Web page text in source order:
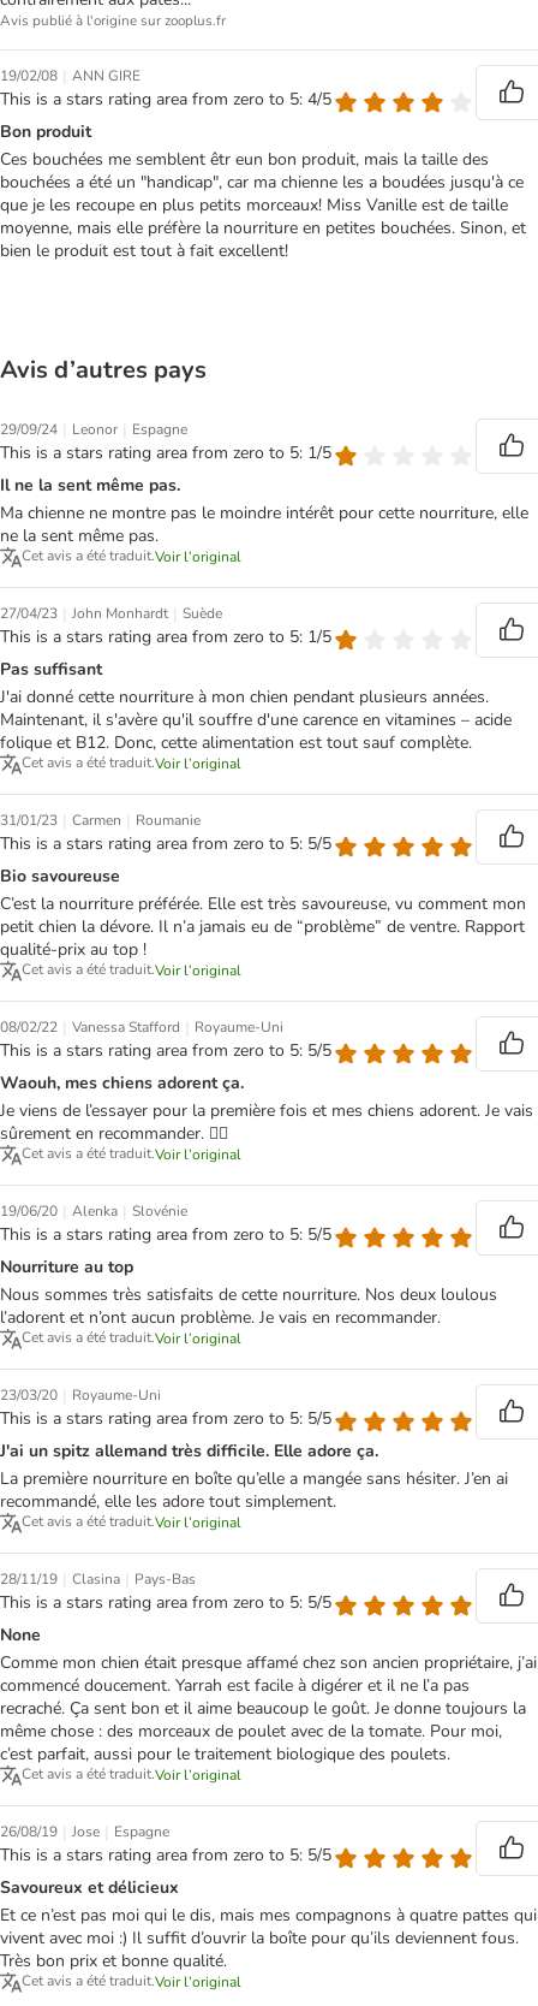
Avis publié à l'origine sur zooplus.fr
19/02/08 | ANN GIRE
This is a stars rating area from zero to 5: 4/5
Bon produit
Ces bouchées me semblent êtr eun bon produit, mais la taille des
bouchées a été un "handicap", car ma chienne les a boudées jusqu'à ce
que je les recoupe en plus petits morceaux! Miss Vanille est de taille
moyenne, mais elle préfère la nourriture en petites bouchées. Sinon, et
bien le produit est tout à fait excellent!
Avis d’autres pays
29/09/24 | Leonor | Espagne
This is a stars rating area from zero to 5: 1/5
Il ne la sent même pas.
Ma chienne ne montre pas le moindre intérêt pour cette nourriture, elle
ne la sent même pas.
Cet avis a été traduit.Voir l’original
27/04/23 | John Monhardt | Suède
This is a stars rating area from zero to 5: 1/5
Pas suffisant
J'ai donné cette nourriture à mon chien pendant plusieurs années.
Maintenant, il s'avère qu'il souffre d'une carence en vitamines – acide
folique et B12. Donc, cette alimentation est tout sauf complète.
Cet avis a été traduit.Voir l’original
31/01/23 | Carmen | Roumanie
This is a stars rating area from zero to 5: 5/5
Bio savoureuse
C’est la nourriture préférée. Elle est très savoureuse, vu comment mon
petit chien la dévore. Il n’a jamais eu de “problème” de ventre. Rapport
qualité-prix au top !
Cet avis a été traduit.Voir l’original
08/02/22 | Vanessa Stafford | Royaume-Uni
This is a stars rating area from zero to 5: 5/5
Waouh, mes chiens adorent ça.
Je viens de l’essayer pour la première fois et mes chiens adorent. Je vais
sûrement en recommander. 👍🏻
Cet avis a été traduit.Voir l’original
19/06/20 | Alenka | Slovénie
This is a stars rating area from zero to 5: 5/5
Nourriture au top
Nous sommes très satisfaits de cette nourriture. Nos deux loulous
l’adorent et n’ont aucun problème. Je vais en recommander.
Cet avis a été traduit.Voir l’original
23/03/20 | Royaume-Uni
This is a stars rating area from zero to 5: 5/5
J'ai un spitz allemand très difficile. Elle adore ça.
La première nourriture en boîte qu’elle a mangée sans hésiter. J’en ai
recommandé, elle les adore tout simplement.
Cet avis a été traduit.Voir l’original
28/11/19 | Clasina | Pays-Bas
This is a stars rating area from zero to 5: 5/5
None
Comme mon chien était presque affamé chez son ancien propriétaire, j’ai
commencé doucement. Yarrah est facile à digérer et il ne l’a pas
recraché. Ça sent bon et il aime beaucoup le goût. Je donne toujours la
même chose : des morceaux de poulet avec de la tomate. Pour moi,
c’est parfait, aussi pour le traitement biologique des poulets.
Cet avis a été traduit.Voir l’original
26/08/19 | Jose | Espagne
This is a stars rating area from zero to 5: 5/5
Savoureux et délicieux
Et ce n’est pas moi qui le dis, mais mes compagnons à quatre pattes qui
vivent avec moi :) Il suffit d’ouvrir la boîte pour qu’ils deviennent fous.
Très bon prix et bonne qualité.
Cet avis a été traduit.Voir l’original